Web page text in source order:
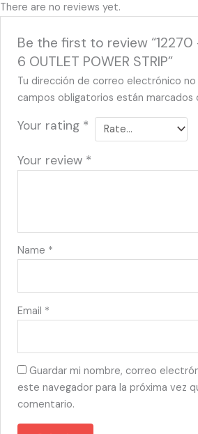
There are no reviews yet.
Be the first to review “12270
6 OUTLET POWER STRIP”
Tu dirección de correo electrónico no
campos obligatorios están marcados
Your rating *
Your review *
Name *
Email *
Guardar mi nombre, correo
este navegador para la próxima vez
comentario.